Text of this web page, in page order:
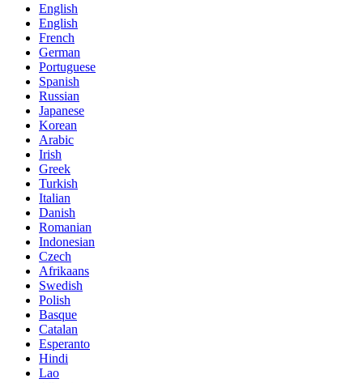
English
English
French
German
Portuguese
Spanish
Russian
Japanese
Korean
Arabic
Irish
Greek
Turkish
Italian
Danish
Romanian
Indonesian
Czech
Afrikaans
Swedish
Polish
Basque
Catalan
Esperanto
Hindi
Lao